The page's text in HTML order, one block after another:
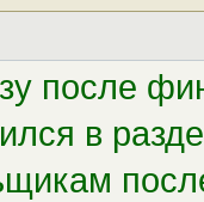
после
в